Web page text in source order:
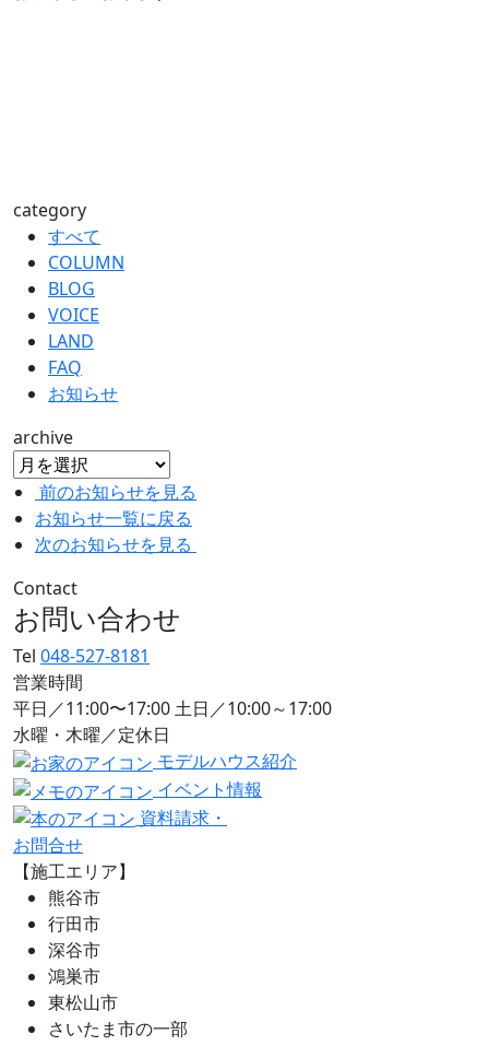
category
すべて
COLUMN
BLOG
VOICE
LAND
FAQ
お知らせ
archive
前のお知らせを見る
お知らせ一覧に戻る
次のお知らせを見る
Contact
お問い合わせ
Tel 048-527-8181
営業時間
平日／11:00〜17:00 土日／10:00～17:00
水曜・木曜／定休日
モデルハウス紹介
イベント情報
資料請求・
お問合せ
【施工エリア】
熊谷市
行田市
深谷市
鴻巣市
東松山市
さいたま市の一部